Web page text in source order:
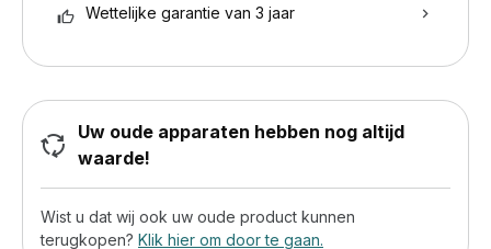
Wettelijke garantie van 3 jaar
Uw oude apparaten hebben nog altijd
waarde!
Wist u dat wij ook uw oude product kunnen
terugkopen? Klik hier om door te gaan.